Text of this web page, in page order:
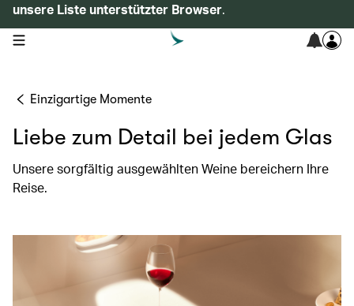
unsere Liste unterstützter Browser.
open navigation menu
Einzigartige Momente
Liebe zum Detail bei jedem Glas
Unsere sorgfältig ausgewählten Weine bereichern Ihre
Reise.